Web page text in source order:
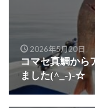
2026年5月20日
コマセ真鯛から
ました(^_-)-☆